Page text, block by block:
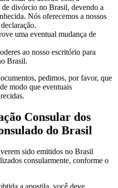
de divórcio no Brasil, devendo a
Nós oferecemos a nossos
uma eventual mudança de
ao nosso escritório para
Brasil.
pedimos, por favor, que
modo que eventuais
Consular dos
do Brasil
sido emitidos no Brasil
consularmente, conforme o